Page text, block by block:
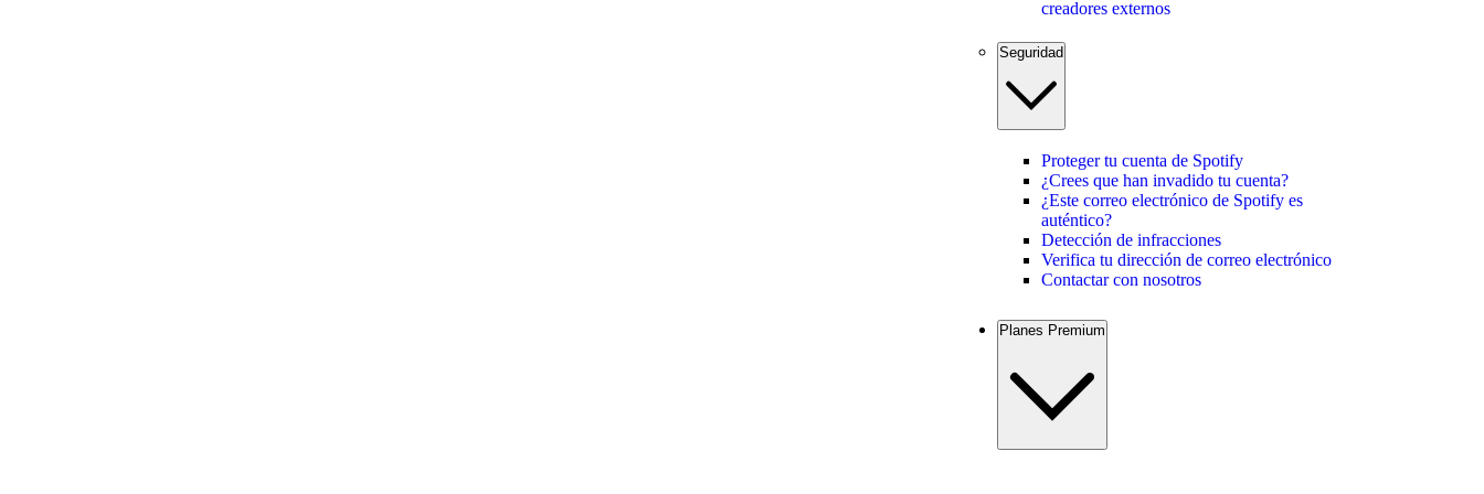
creadores externos
Seguridad
Proteger tu cuenta de Spotify
¿Crees que han invadido tu cuenta?
¿Este correo electrónico de Spotify es
auténtico?
Detección de infracciones
Verifica tu dirección de correo electrónico
Contactar con nosotros
Planes Premium